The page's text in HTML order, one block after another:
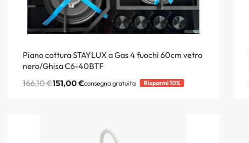
Piano cottura STAYLUX a Gas 4 fuochi 60cm vetro
nero/Ghisa C6-40BTF
166,10€151,00€consegna gratuita Risparmi 10%